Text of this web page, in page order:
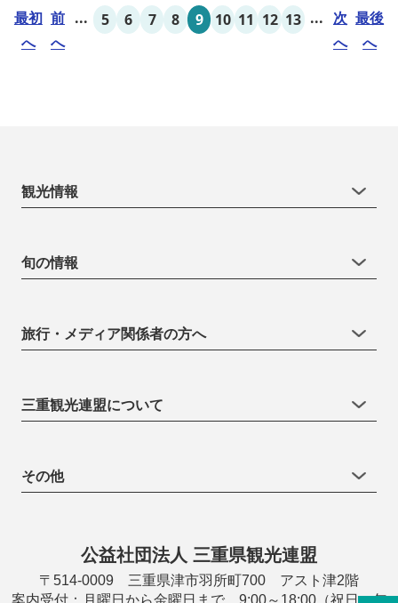
最初
へ
前
へ
... 5 6 7 8 9 10 11 12 13 ... 次
へ
最後
へ
観光情報
旬の情報
旅行・メディア関係者の方へ
三重観光連盟について
その他
公益社団法人 三重県観光連盟
〒514-0009 三重県津市羽所町700 アスト津2階
案内受付：月曜日から金曜日まで 9:00～18:00（祝日・年